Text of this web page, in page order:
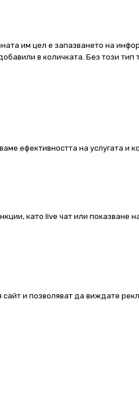
им цел е запазването на
в количката. Без този
ефективността на услугата и
като live чат или показване
и позволяват да виждате